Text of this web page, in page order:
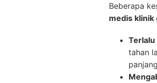
Beberapa
medis klinik
Terlalu
tahan